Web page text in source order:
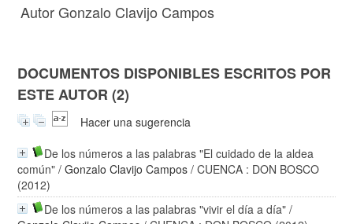
Autor Gonzalo Clavijo Campos
DOCUMENTOS DISPONIBLES ESCRITOS POR
ESTE AUTOR (2)
Hacer una sugerencia
De los números a las palabras "El cuidado de la aldea
común" /Gonzalo Clavijo Campos / CUENCA : DON BOSCO
(2012)
De los números a las palabras "vivir el día a día" /